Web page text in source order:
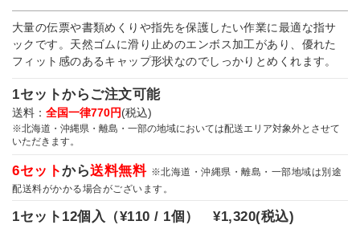
大量の伝票や書類めくりや指先を保護したい作業に最適な指サ
ックです。天然ゴムに滑り止めのエンボス加工があり、優れた
フィット感のあるキャップ形状なのでしっかりとめくれます。
1セットからご注文可能
送料： 全国一律770円(税込)
※北海道・沖縄県・離島・一部の地域においては配送エリア対象外とさせて
いただきます。
6セットから送料無料 ※北海道・沖縄県・離島・一部地域は別途
配送料がかかる場合がございます。
1セット12個入（¥110 / 1個）¥1,320(税込)